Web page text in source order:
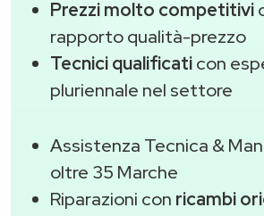
Prezzi molto competitivi
rapporto qualità-prezzo
Tecnici qualificaticon
pluriennale nel settore
Assistenza Tecnica &
oltre 35 Marche
Riparazioni con ricambi